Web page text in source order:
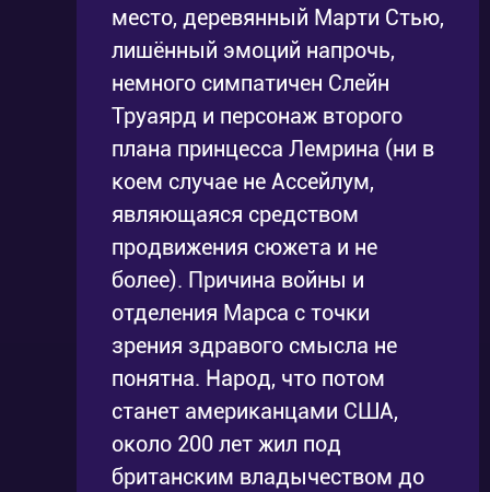
место, деревянный Марти Стью,
лишённый эмоций напрочь,
немного симпатичен Слейн
Труаярд и персонаж второго
плана принцесса Лемрина (ни в
коем случае не Ассейлум,
являющаяся средством
продвижения сюжета и не
более). Причина войны и
отделения Марса с точки
зрения здравого смысла не
понятна. Народ, что потом
станет американцами США,
около 200 лет жил под
британским владычеством до